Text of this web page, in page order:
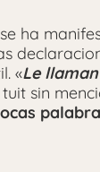
ha
«Le
sin